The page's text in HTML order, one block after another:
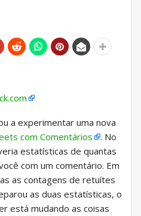
a experimentar uma nova
com Comentários
. No
estatísticas de quantas
com um comentário. Em
as contagens de retuítes
as duas estatísticas, o
está mudando as coisas